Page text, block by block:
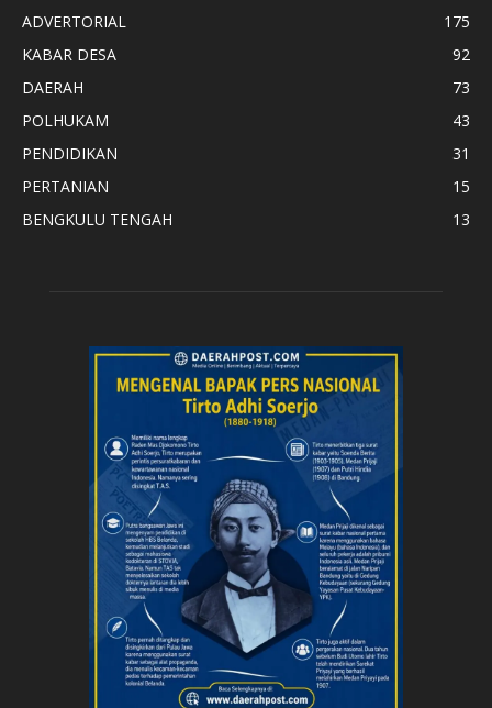
ADVERTORIAL
175
KABAR DESA
92
DAERAH
73
POLHUKAM
43
PENDIDIKAN
31
PERTANIAN
15
BENGKULU TENGAH
13